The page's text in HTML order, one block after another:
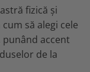
fizică și
să alegi cele
accent
de la